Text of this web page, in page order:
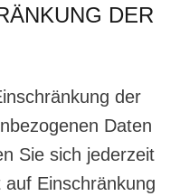
DER
der
Daten
Sie sich jederzeit
Einschränkung